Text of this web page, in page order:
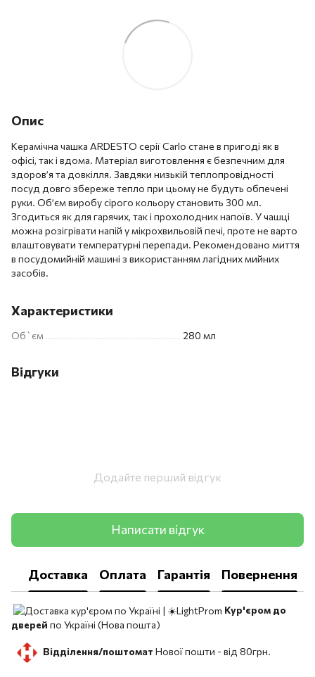
Опис
Керамічна чашка ARDESTO серії Carlo стане в пригоді як в
офісі, так і вдома. Матеріал виготовлення є безпечним для
здоров’я та довкілля. Завдяки низькій теплопровідності
посуд довго збереже тепло при цьому не будуть обпечені
руки. Об’єм виробу сірого кольору становить 300 мл.
Згодиться як для гарячих, так і прохолодних напоїв. У чашці
можна розігрівати напій у мікрохвильовій печі, проте не варто
влаштовувати температурні перепади. Рекомендовано миття
в посудомийній машині з використанням лагідних мийних
засобів.
Характеристики
Об`єм 280 мл
Відгуки
Додайте перший відгук
Написати відгук
Доставка Оплата Гарантія Повернення
Кур'єром до
дверей по Україні (Нова пошта)
Відділення/поштомат Нової пошти - від 80грн.